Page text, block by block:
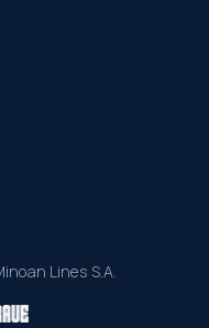
Lines S.A.